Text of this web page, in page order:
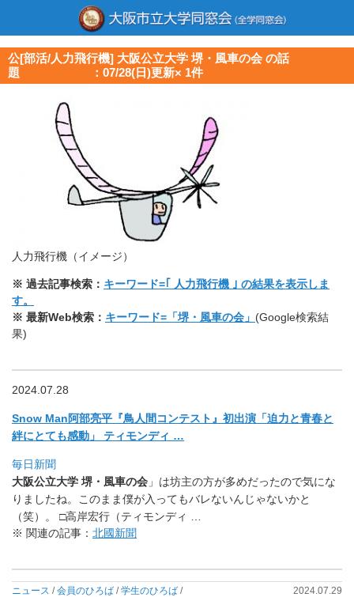
公[部活/人力飛行機] 大阪公立大学 堺・風車の会 の話
題 ：07/28(日)更新× 1件
人力飛行機（イメージ）
※ 過去記事検索： キーワード=｢ 人力飛行機 ｣ の結果を表示しま
す。
※ 最新Web検索： キーワード=「堺・風車の会」 (Google検索結
果)
2024.07.28
Snow Man阿部亮平『鳥人間コンテスト』初出演「迫力と青春と
絆にとても感動」 ティモンディ …
毎日新聞
大阪公立大学 堺・風車の会 」は坊主の方が多めだったので気にな
りましたね。
このまま僕が入ってもバレないんじゃないかと
（笑）。 □高岸宏行（ティモンディ …
※ 関連の記事： 北國新聞
ニュース /会員のひろば /学生のひろば / 2024.07.29